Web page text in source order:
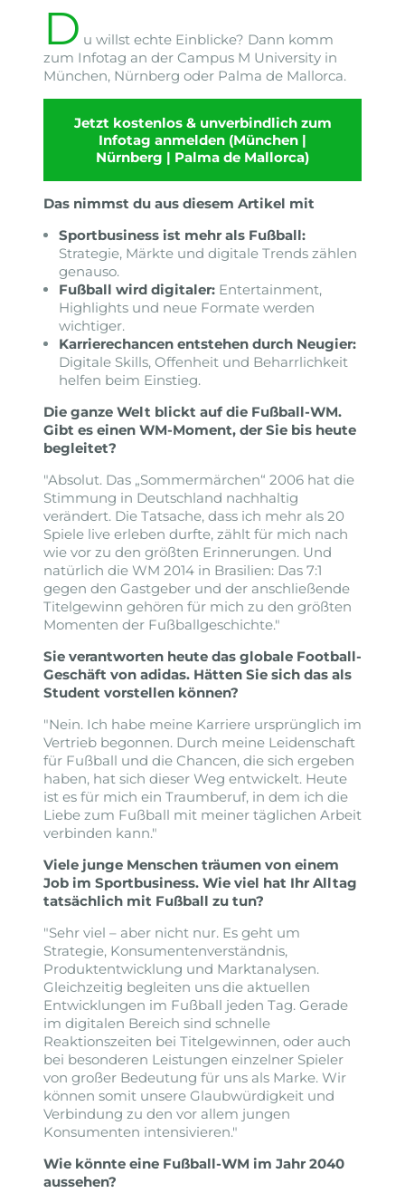
D u willst echte Einblicke? Dann komm
zum Infotag an der Campus M University in
München, Nürnberg oder Palma de Mallorca.
Jetzt kostenlos & unverbindlich zum
Infotag anmelden (München |
Nürnberg | Palma de Mallorca)
Das nimmst du aus diesem Artikel mit
Sportbusiness ist mehr als Fußball:
Strategie, Märkte und digitale Trends zählen
genauso.
Fußball wird digitaler: Entertainment,
Highlights und neue Formate werden
wichtiger.
Karrierechancen entstehen durch Neugier:
Digitale Skills, Offenheit und Beharrlichkeit
helfen beim Einstieg.
Die ganze Welt blickt auf die Fußball-WM.
Gibt es einen WM-Moment, der Sie bis heute
begleitet?
"Absolut. Das „Sommermärchen“ 2006 hat die
Stimmung in Deutschland nachhaltig
verändert. Die Tatsache, dass ich mehr als 20
Spiele live erleben durfte, zählt für mich nach
wie vor zu den größten Erinnerungen. Und
natürlich die WM 2014 in Brasilien: Das 7:1
gegen den Gastgeber und der anschließende
Titelgewinn gehören für mich zu den größten
Momenten der Fußballgeschichte."
Sie verantworten heute das globale Football-
Geschäft von adidas. Hätten Sie sich das als
Student vorstellen können?
"Nein. Ich habe meine Karriere ursprünglich im
Vertrieb begonnen. Durch meine Leidenschaft
für Fußball und die Chancen, die sich ergeben
haben, hat sich dieser Weg entwickelt. Heute
ist es für mich ein Traumberuf, in dem ich die
Liebe zum Fußball mit meiner täglichen Arbeit
verbinden kann."
Viele junge Menschen träumen von einem
Job im Sportbusiness. Wie viel hat Ihr Alltag
tatsächlich mit Fußball zu tun?
"Sehr viel – aber nicht nur. Es geht um
Strategie, Konsumentenverständnis,
Produktentwicklung und Marktanalysen.
Gleichzeitig begleiten uns die aktuellen
Entwicklungen im Fußball jeden Tag. Gerade
im digitalen Bereich sind schnelle
Reaktionszeiten bei Titelgewinnen, oder auch
bei besonderen Leistungen einzelner Spieler
von großer Bedeutung für uns als Marke. Wir
können somit unsere Glaubwürdigkeit und
Verbindung zu den vor allem jungen
Konsumenten intensivieren."
Wie könnte eine Fußball-WM im Jahr 2040
aussehen?